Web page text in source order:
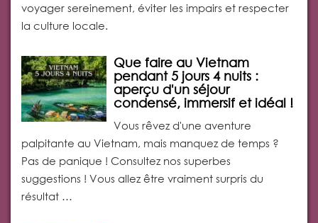
voyager sereinement, éviter les impairs et respecter
la culture locale.
Que faire au Vietnam
pendant 5 jours 4 nuits :
aperçu d'un séjour
condensé, immersif et idéal !
Vous rêvez d'une aventure
palpitante au Vietnam, mais manquez de temps ?
Pas de panique ! Consultez nos superbes
suggestions ! Vous allez être vraiment surpris du
résultat …